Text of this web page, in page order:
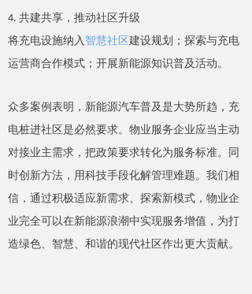
4. 共建共享，推动社区升级
将充电设施纳入智慧社区建设规划 ； 探索与充电
运营商合作模式 ； 开展新能源知识普及活动。
众多案例表明， 新能源汽车普及是大势所趋，充
电桩进社区是必然要求。物业服务企业应当主动
对接业主需求 ，把政策要求转化为服务标准。
同
时创新方法，用科技手段化解管理难题。 我们相
信， 通过积极适应新需求、探索新模式，物业企
业完全可以在新能源浪潮中实现服务增值，为打
造绿色、智慧、和谐的现代社区作出更大贡献。